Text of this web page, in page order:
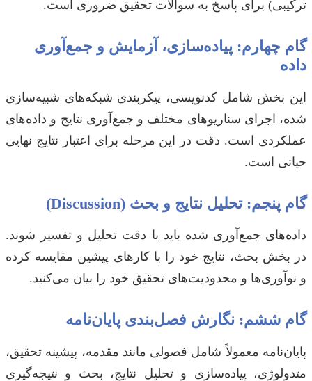
ترکیبی) برای پاسخ به سوالات تحقیق ضروری است.
گام چهارم: پیاده‌سازی، آزمایش و جمع‌آوری
داده
این بخش شامل کدنویسی، پیکربندی شبکه‌های شبیه‌سازی
شده، اجرای سناریوهای مختلف و جمع‌آوری نتایج و داده‌های
عملکردی است. دقت در این مرحله برای اعتبار نتایج نهایی
حیاتی است.
گام پنجم: تحلیل نتایج و بحث (Discussion)
داده‌های جمع‌آوری شده باید با دقت تحلیل و تفسیر شوند.
در بخش بحث، نتایج خود را با کارهای پیشین مقایسه کرده
و نوآوری‌ها و محدودیت‌های تحقیق خود را بیان می‌کنید.
گام ششم: نگارش فصل‌بندی پایان‌نامه
پایان‌نامه معمولاً شامل فصولی مانند مقدمه، پیشینه تحقیق،
متدولوژی، پیاده‌سازی و تحلیل نتایج، بحث و نتیجه‌گیری